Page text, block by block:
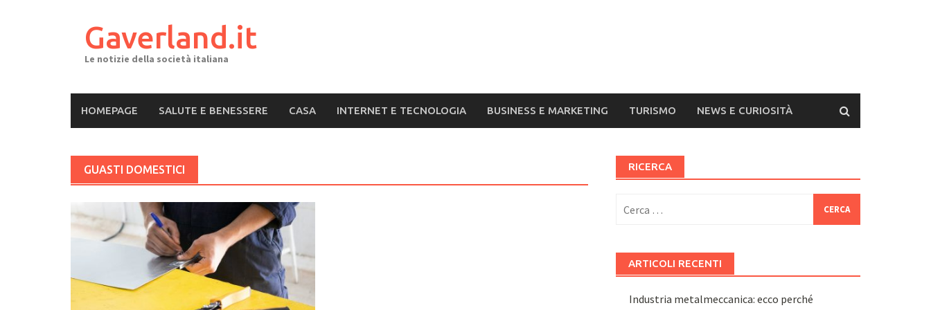
Gaverland.it
Le notizie della società italiana
HOMEPAGE SALUTE E BENESSERE CASA INTERNET E TECNOLOGIA BUSINESS E MARKETING TURISMO NEWS E CURIOSITÀ
GUASTI DOMESTICI RICERCA
per:
ARTICOLI RECENTI
Industria metalmeccanica: ecco perché